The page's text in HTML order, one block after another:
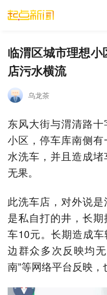
临渭区城市理想
店污水横流
乌龙茶
东风大街与渭清路
小区，停车库南侧
水洗车，并且造成
无果。
此洗车店，对外说
是私自打的井，长
车10元。长期造成
边群众多次反映均
南”等网络平台反映，